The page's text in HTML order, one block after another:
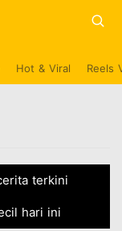
Hot & Viral Reels
terkini
hari ini